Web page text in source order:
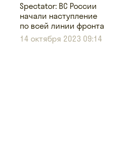
Spectator: ВС России
начали наступление
по всей линии фронта
14 октября 2023 09:14